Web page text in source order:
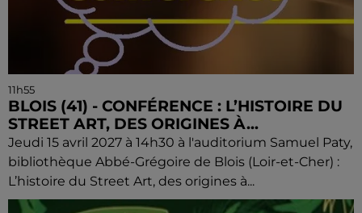
11h55
BLOIS (41) - CONFÉRENCE : L’HISTOIRE DU
STREET ART, DES ORIGINES À...
Jeudi 15 avril 2027 à 14h30 à l'auditorium Samuel Paty,
bibliothèque Abbé-Grégoire de Blois (Loir-et-Cher) :
L’histoire du Street Art, des origines à...